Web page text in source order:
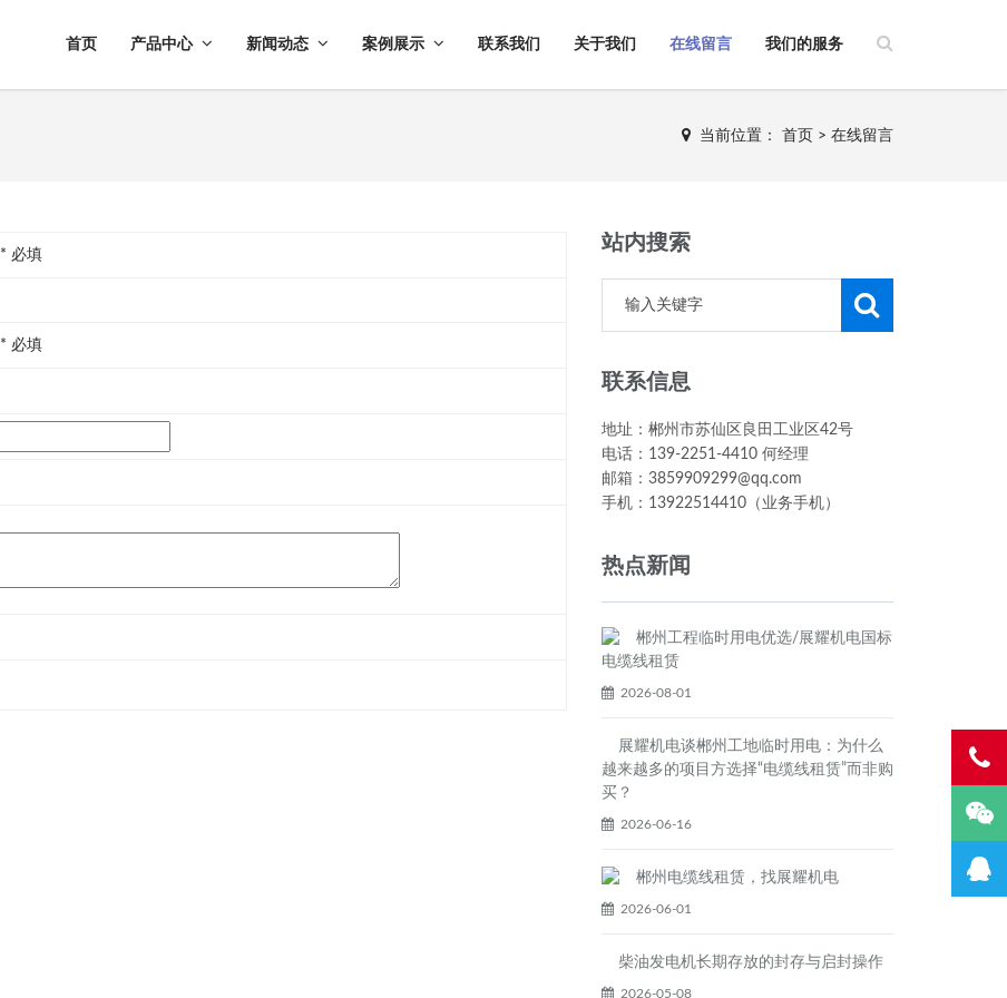
首页 产品中心 新闻动态 案例展示 联系我们 关于我们 在线留言 我们的服务
当前位置： 首页 > 在线留言
* 必填
* 必填
站内搜索
联系信息
地址：郴州市苏仙区良田工业区42号
电话：139-2251-4410 何经理
邮箱：3859909299@qq.com
手机：13922514410（业务手机）
热点新闻
郴州工程临时用电优选/展耀机电国标
电缆线租赁
2026-08-01
展耀机电谈郴州工地临时用电：为什么
越来越多的项目方选择“电缆线租赁”而非购
买？
2026-06-16
郴州电缆线租赁，找展耀机电
2026-06-01
柴油发电机长期存放的封存与启封操作
2026-05-08